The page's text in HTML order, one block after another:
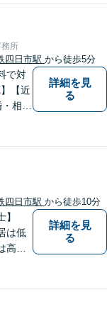
所
四日市駅 から徒歩5分
で対
【近
相続
納
交
向け
詳細を見
る
四日市駅 から徒歩10分
は低
く
詳細を見
る